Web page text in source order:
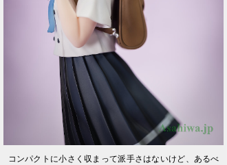
コンパクトに小さく収まって派手さはないけど、あるべ